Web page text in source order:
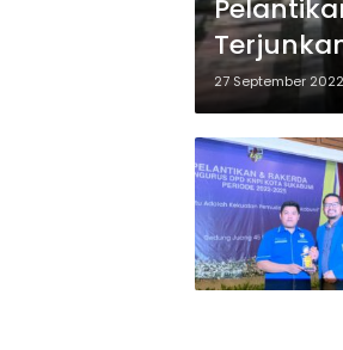
27 September 2022